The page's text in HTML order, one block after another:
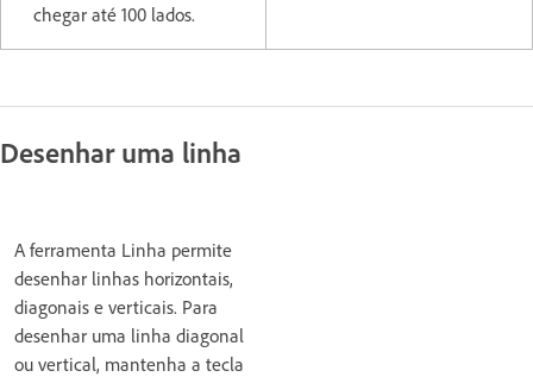
chegar até 100 lados.
Desenhar uma linha
A ferramenta Linha permite
desenhar linhas horizontais,
diagonais e verticais. Para
desenhar uma linha diagonal
ou vertical, mantenha a tecla